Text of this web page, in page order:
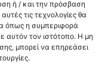
ή / και την πρόσβαση
τις τεχνολογίες θα
όπως η συμπεριφορά
αυτόν τον ιστότοπο. Η μη
μπορεί να επηρεάσει
των προσφορών
και ώρα 13:00